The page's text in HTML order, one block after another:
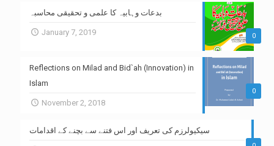
0
بدعات وہابیہ کا علمی و تحقیقی محاسبہ
January 7, 2019
0
Reflections on Milad and Bid`ah (Innovation) in
Islam
November 2, 2018
سیکیولرزم کی تعریف اور اس فتنے سے بچنے کے اقدامات